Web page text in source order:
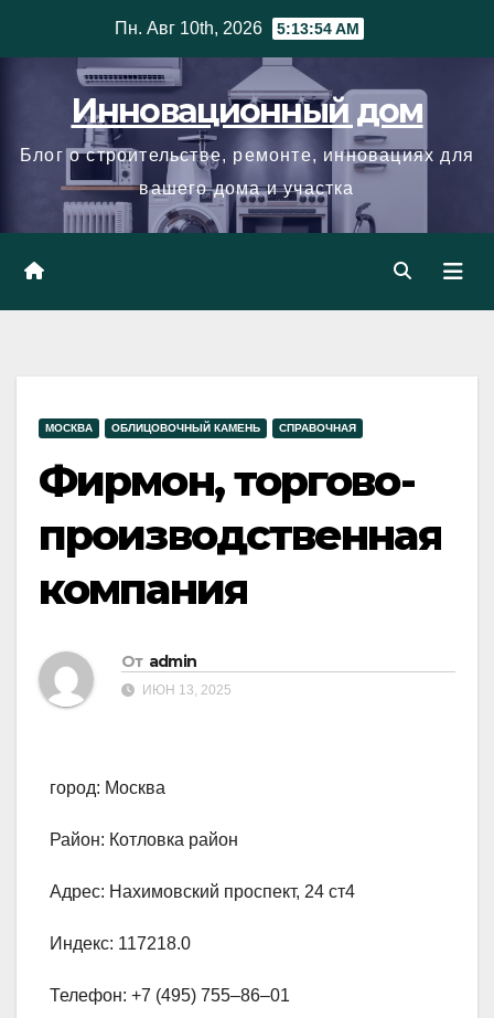
Пн. Авг 10th, 2026 5:13:54 AM
Инновационный дом
Блог о строительстве, ремонте, инновациях для
вашего дома и участка
МОСКВА ОБЛИЦОВОЧНЫЙ КАМЕНЬ СПРАВОЧНАЯ
Фирмон, торгово-
производственная
компания
От admin
ИЮН 13, 2025
город: Москва
Район: Котловка район
Адрес: Нахимовский проспект, 24 ст4
Индекс: 117218.0
Телефон: +7 (495) 755‒86‒01